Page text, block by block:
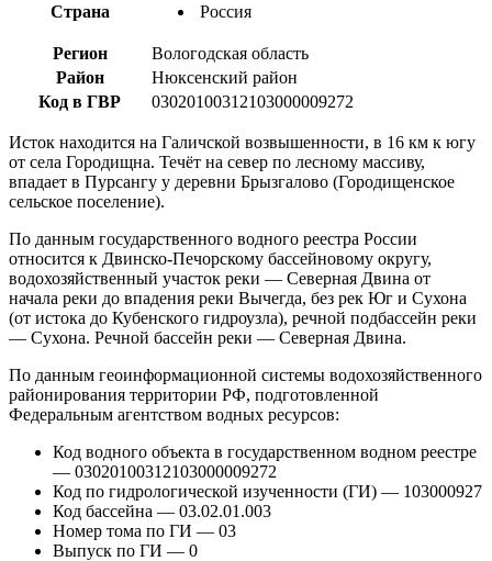
Страна Россия
Регион
Вологодская область
Район
Нюксенский район
Код в ГВР
03020100312103000009272
Исток находится на Галичской возвышенности, в 16 км к югу
от села Городищна. Течёт на север по лесному массиву,
впадает в Пурсангу у деревни Брызгалово (Городищенское
сельское поселение).
По данным государственного водного реестра России
относится к Двинско-Печорскому бассейновому округу,
водохозяйственный участок реки — Северная Двина от
начала реки до впадения реки Вычегда, без рек Юг и Сухона
(от истока до Кубенского гидроузла), речной подбассейн реки
— Сухона. Речной бассейн реки — Северная Двина.
По данным геоинформационной системы водохозяйственного
районирования территории РФ, подготовленной
Федеральным агентством водных ресурсов:
Код водного объекта в государственном водном реестре
— 03020100312103000009272
Код по гидрологической изученности (ГИ) — 103000927
Код бассейна — 03.02.01.003
Номер тома по ГИ — 03
Выпуск по ГИ — 0